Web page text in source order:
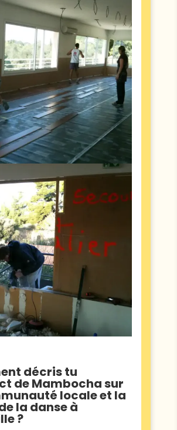
décris tu
de Mambocha sur
locale et la
la danse à
?